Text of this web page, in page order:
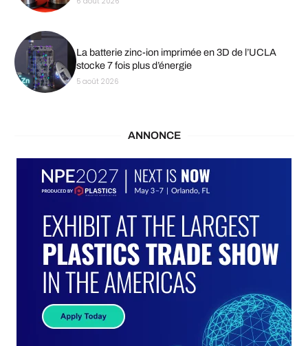
La batterie zinc-ion imprimée en 3D de l’UCLA
stocke 7 fois plus d’énergie
5 août 2026
ANNONCE